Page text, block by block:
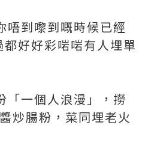
唔到嚟到嘅時候已經
好好彩啱啱有人埋單
「一個人浪漫」，撈
炒腸粉，菜同埋老火